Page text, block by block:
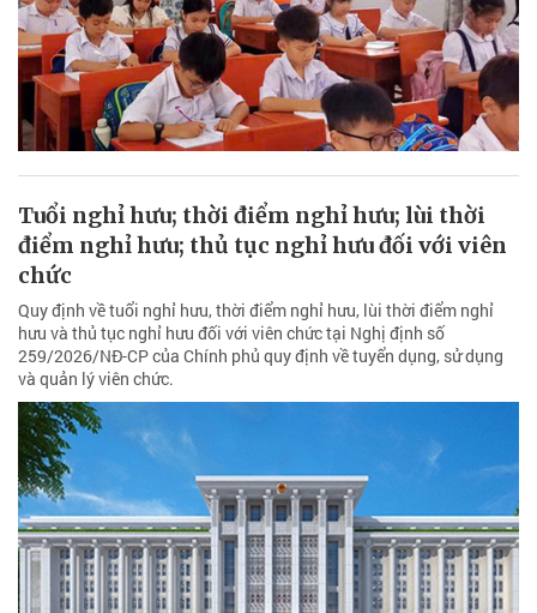
Tuổi nghỉ hưu; thời điểm nghỉ hưu; lùi thời
điểm nghỉ hưu; thủ tục nghỉ hưu đối với viên
chức
Quy định về tuổi nghỉ hưu, thời điểm nghỉ hưu, lùi thời điểm nghỉ
hưu và thủ tục nghỉ hưu đối với viên chức tại Nghị định số
259/2026/NĐ-CP của Chính phủ quy định về tuyển dụng, sử dụng
và quản lý viên chức.